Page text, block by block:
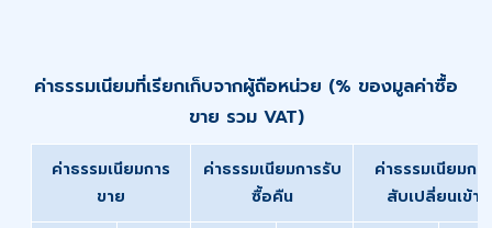
ค่าธรรมเนียมที่เรียกเก็บจากผู้ถือหน่วย (% ของมูลค่าซื้อ
ขาย รวม VAT)
ค่าธรรมเนียมการ
ขาย
ค่าธรรมเนียมการรับ
ซื้อคืน
ค่าธรรมเนียมการ
สับเปลี่ยนเข้า